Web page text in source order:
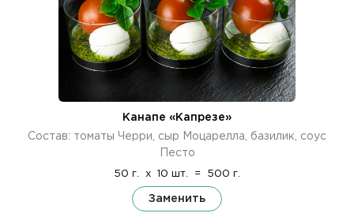
Канапе «Капрезе»
Состав: томаты Черри, сыр Моцарелла, базилик, соус
Песто
50 г. x 10 шт. = 500 г.
Заменить